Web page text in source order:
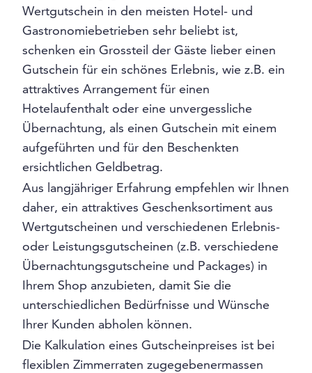
Wertgutschein in den meisten Hotel- und
Gastronomiebetrieben sehr beliebt ist,
schenken ein Grossteil der Gäste lieber einen
Gutschein für ein schönes Erlebnis, wie z.B. ein
attraktives Arrangement für einen
Hotelaufenthalt oder eine unvergessliche
Übernachtung, als einen Gutschein mit einem
aufgeführten und für den Beschenkten
ersichtlichen Geldbetrag.
Aus langjähriger Erfahrung empfehlen wir Ihnen
daher, ein attraktives Geschenksortiment aus
Wertgutscheinen und verschiedenen Erlebnis-
oder Leistungsgutscheinen (z.B. verschiedene
Übernachtungsgutscheine und Packages) in
Ihrem Shop anzubieten, damit Sie die
unterschiedlichen Bedürfnisse und Wünsche
Ihrer Kunden abholen können.
Die Kalkulation eines Gutscheinpreises ist bei
flexiblen Zimmerraten zugegebenermassen